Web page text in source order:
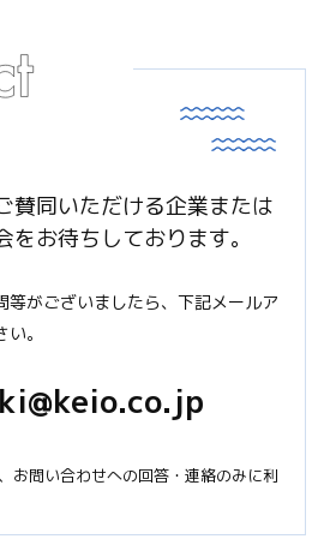
賛同いただける企業または
をお待ちしております。
がございましたら、 下記メールア
。
お問い合わせへの回答・連絡のみに利